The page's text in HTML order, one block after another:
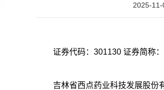
2025-11-
吉林省西点药业科技发展股份